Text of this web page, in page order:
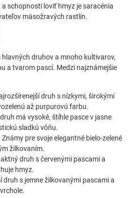
schopnosti loviť hmyz je saracénia
mäsožravých rastlín.
druhov a mnoho kultivarov,
a tvarom pascí. Medzi najznámejšie
druh s nízkymi, širokými
až purpurovú farbu.
má vysoké, štíhle pasce v jasne
sladkú vôňu.
Známy pre svoje elegantné bielo-zelené
žilkovaním.
druh s červenými pascami a
hmyz.
druh s jemne žilkovanými pascami a